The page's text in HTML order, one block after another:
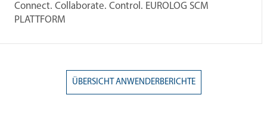
Connect. Collaborate. Control. EUROLOG SCM
PLATTFORM
ÜBERSICHT ANWENDERBERICHTE